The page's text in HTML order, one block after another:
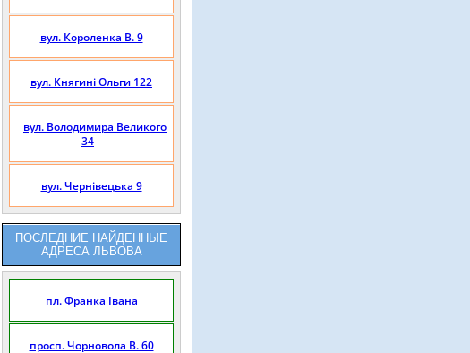
вул. Короленка В. 9
вул. Княгині Ольги 122
вул. Володимира Великого
34
вул. Чернівецька 9
ПОСЛЕДНИЕ НАЙДЕННЫЕ
АДРЕСА ЛЬВОВА
пл. Франка Івана
просп. Чорновола В. 60